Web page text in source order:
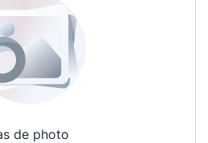
de photo